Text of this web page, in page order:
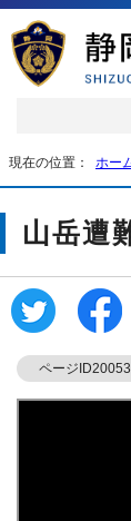
現在の位置： ホー
山岳遭
ページ